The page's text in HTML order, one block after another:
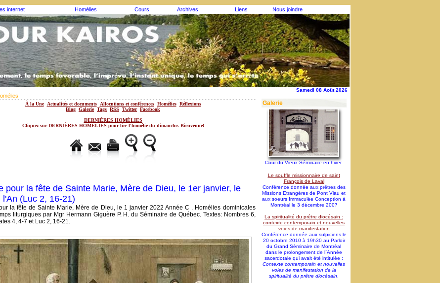
internet Homélies Cours Archives Liens Nous joindre
Samedi 08 Août 2026
À la Une Actualités et documents Allocutions et conférences Homélies Réflexions
Blog Galerie Tags RSS Twitter Facebook
DERNIÈRES HOMÉLIES
Cliquez sur DERNIÈRES HOMÉLIES pour lire l'homélie du dimanche. Bienvenue!
pour la fête de Sainte Marie, Mère de Dieu, le 1er janvier, le
l'An (Luc 2, 16-21)
la fête de Sainte Marie, Mère de Dieu, le 1 janvier 2022 Année C . Homélies dominicales
liturgiques par Mgr Hermann Giguère P. H. du Séminaire de Québec. Textes: Nombres 6,
4, 4-7 et Luc 2, 16-21.
Galerie
Cour du Vieux-Séminaire en hiver
Le souffle missionnaire de saint
François de Laval
Conférence donnée aux prêtres des
Missions Etrangères de Pont Viau et
aux soeurs Immaculée Conception à
Montréal le 3 décembre 2007
La spiritualité du prêtre diocésain :
contexte contemporain et nouvelles
voies de manifestation
Conférence donnée aux sulpiciens le
20 octobre 2010 à 19h30 au Parloir
du Grand Séminaire de Montréal
dans le prolongement de l`Année
sacerdotale qui avait été intitulée :
Contexte contemporain et nouvelles
voies de manifestation de la
spiritualité du prêtre diocésain